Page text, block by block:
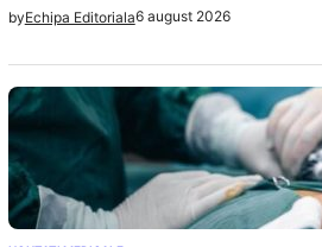
byEchipa Editoriala6 august 2026